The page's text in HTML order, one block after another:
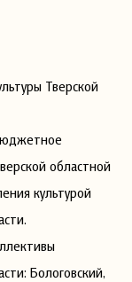
Тверской
областной
культурой
Бологовский,